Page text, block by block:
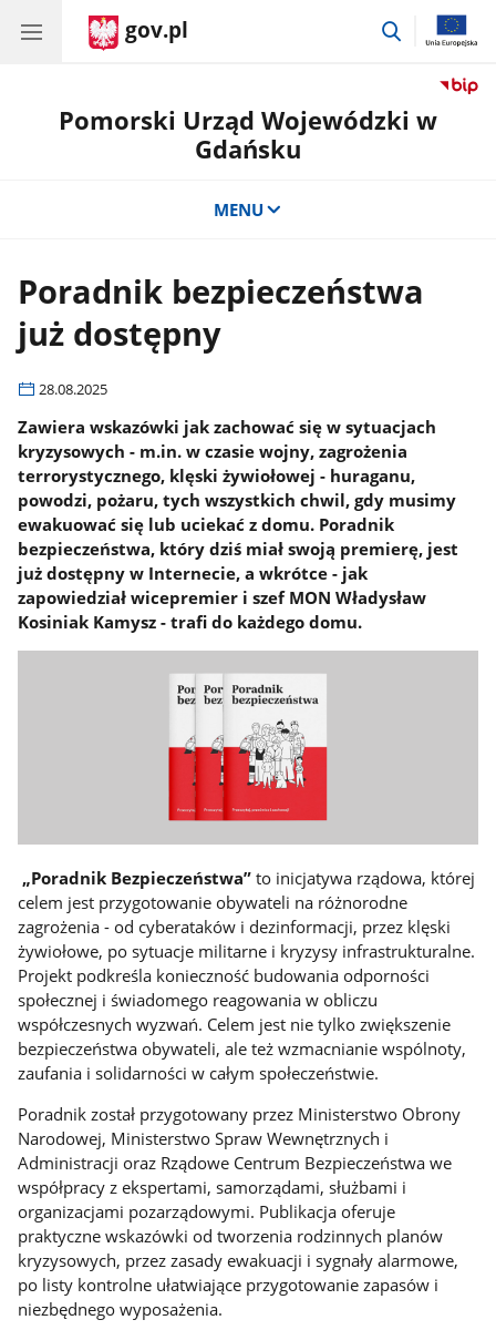
gov.pl
przejdź
Pomorski Urząd Wojewódzki w
Gdańsku
MENU
Poradnik bezpieczeństwa
już dostępny
28.08.2025
Zawiera wskazówki jak zachować się w sytuacjach
kryzysowych - m.in. w czasie wojny, zagrożenia
terrorystycznego, klęski żywiołowej - huraganu,
powodzi, pożaru, tych wszystkich chwil, gdy musimy
ewakuować się lub uciekać z domu. Poradnik
bezpieczeństwa, który dziś miał swoją premierę, jest
już dostępny w Internecie, a wkrótce - jak
zapowiedział wicepremier i szef MON Władysław
Kosiniak Kamysz - trafi do każdego domu.
„Poradnik Bezpieczeństwa” to inicjatywa rządowa, której
celem jest przygotowanie obywateli na różnorodne
zagrożenia - od cyberataków i dezinformacji, przez klęski
żywiołowe, po sytuacje militarne i kryzysy infrastrukturalne.
Projekt podkreśla konieczność budowania odporności
społecznej i świadomego reagowania w obliczu
współczesnych wyzwań. Celem jest nie tylko zwiększenie
bezpieczeństwa obywateli, ale też wzmacnianie wspólnoty,
zaufania i solidarności w całym społeczeństwie.
Poradnik został przygotowany przez Ministerstwo Obrony
Narodowej, Ministerstwo Spraw Wewnętrznych i
Administracji oraz Rządowe Centrum Bezpieczeństwa we
współpracy z ekspertami, samorządami, służbami i
organizacjami pozarządowymi. Publikacja oferuje
praktyczne wskazówki od tworzenia rodzinnych planów
kryzysowych, przez zasady ewakuacji i sygnały alarmowe,
po listy kontrolne ułatwiające przygotowanie zapasów i
niezbędnego wyposażenia.